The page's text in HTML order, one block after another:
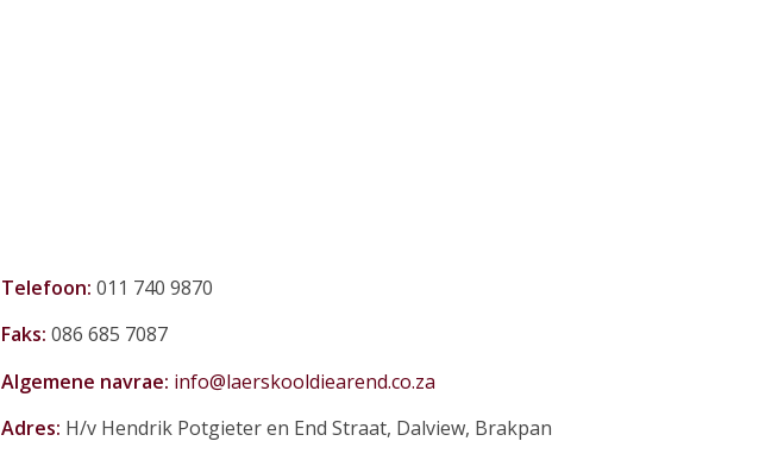
Telefoon: 011 740 9870
Faks: 086 685 7087
Algemene navrae: info@laerskooldiearend.co.za
Adres: H/v Hendrik Potgieter en End Straat, Dalview, Brakpan